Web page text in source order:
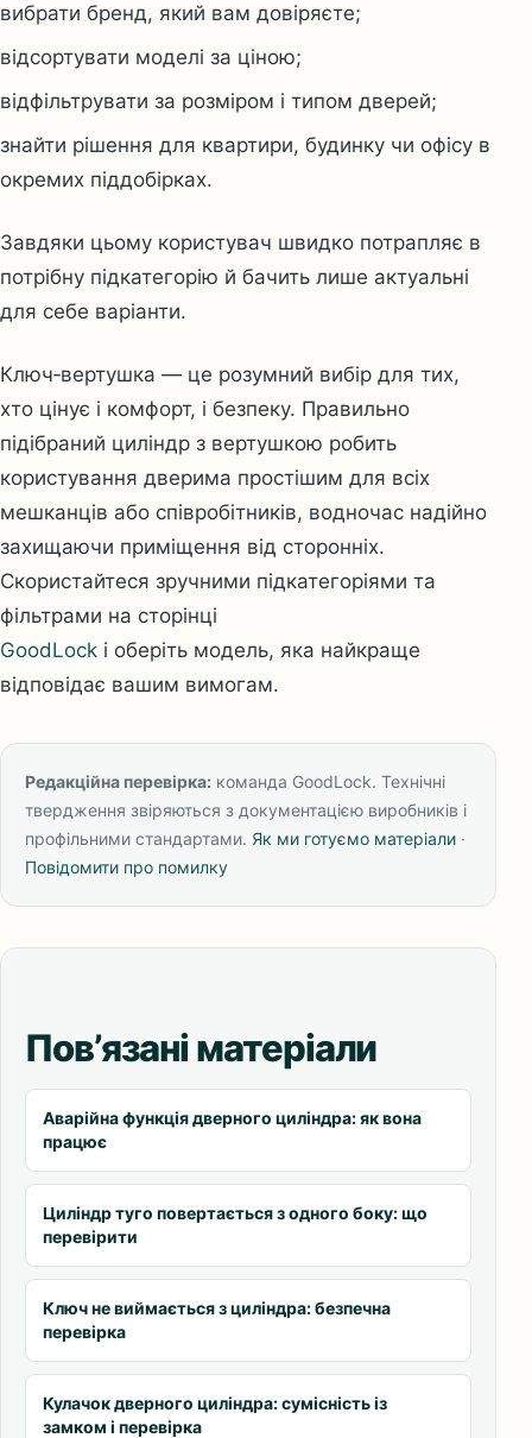
вибрати бренд, який вам довіряєте;
відсортувати моделі за ціною;
відфільтрувати за розміром і типом дверей;
знайти рішення для квартири, будинку чи офісу в
окремих піддобірках.
Завдяки цьому користувач швидко потрапляє в
потрібну підкатегорію й бачить лише актуальні
для себе варіанти.
Ключ‑вертушка — це розумний вибір для тих,
хто цінує і комфорт, і безпеку. Правильно
підібраний циліндр з вертушкою робить
користування дверима простішим для всіх
мешканців або співробітників, водночас надійно
захищаючи приміщення від сторонніх.
Скористайтеся зручними підкатегоріями та
фільтрами на сторінці
GoodLock і оберіть модель, яка найкраще
відповідає вашим вимогам.
Редакційна перевірка: команда GoodLock. Технічні
твердження звіряються з документацією виробників і
профільними стандартами. Як ми готуємо матеріали ·
Повідомити про помилку
Пов’язані матеріали
Аварійна функція дверного циліндра: як вона
працює
Циліндр туго повертається з одного боку: що
перевірити
Ключ не виймається з циліндра: безпечна
перевірка
Кулачок дверного циліндра: сумісність із
замком і перевірка